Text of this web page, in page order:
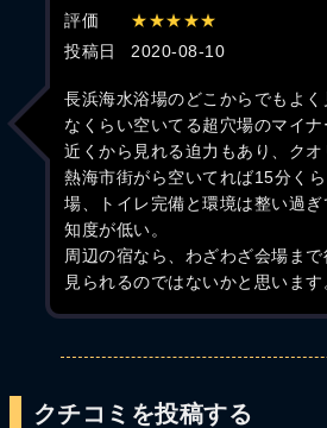
評価
★★★★★
投稿日
2020-08-10
長浜海水浴場のどこからでもよ
なくらい空いてる超穴場のマイナ
近くから見れる迫力もあり、クオ
熱海市街がら空いてれば15分く
場、トイレ完備と環境は整い過
知度が低い。
周辺の宿なら、わざわざ会場ま
見られるのではないかと思います
クチコミを投稿する